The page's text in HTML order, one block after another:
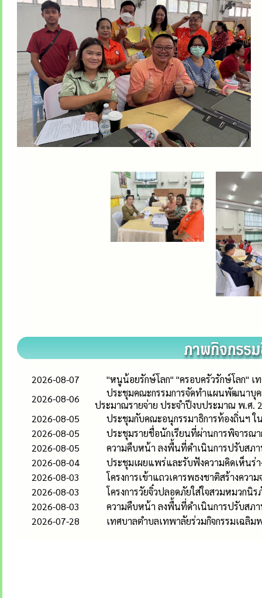
2026-08-07
"หนูน้อยรักษ์โลก" "ครอบครัวรักษ์โลก" เ
2026-08-06
ประชุมคณะกรรมการจัดทำแผนพัฒนาบุค
ประมาณรายจ่าย ประจำปีงบประมาณ พ.ศ.
2026-08-05
ประชุมกับคณะอนุกรรมาธิการท้องถิ่นฯ
2026-08-05
ประชุมรายชื่อนักเรียนที่ผ่านการพิจารณ
2026-08-05
ความคืบหน้า ลงพื้นที่ดำเนินการปรับสภ
2026-08-04
ประชุมเผยแพร่และรับฟังความคิดเห็นร่
2026-08-03
โครงการเข้าแถวเคารพธงชาติสร้างค
2026-08-03
โครงการวัยจิ๋วปลอดภัยใส่ใจสวมหมวกนิร
2026-08-03
ความคืบหน้า ลงพื้นที่ดำเนินการปรับสภ
2026-07-28
เทศบาลตำบลเทพาลัยร่วมกิจกรรมเฉลิ